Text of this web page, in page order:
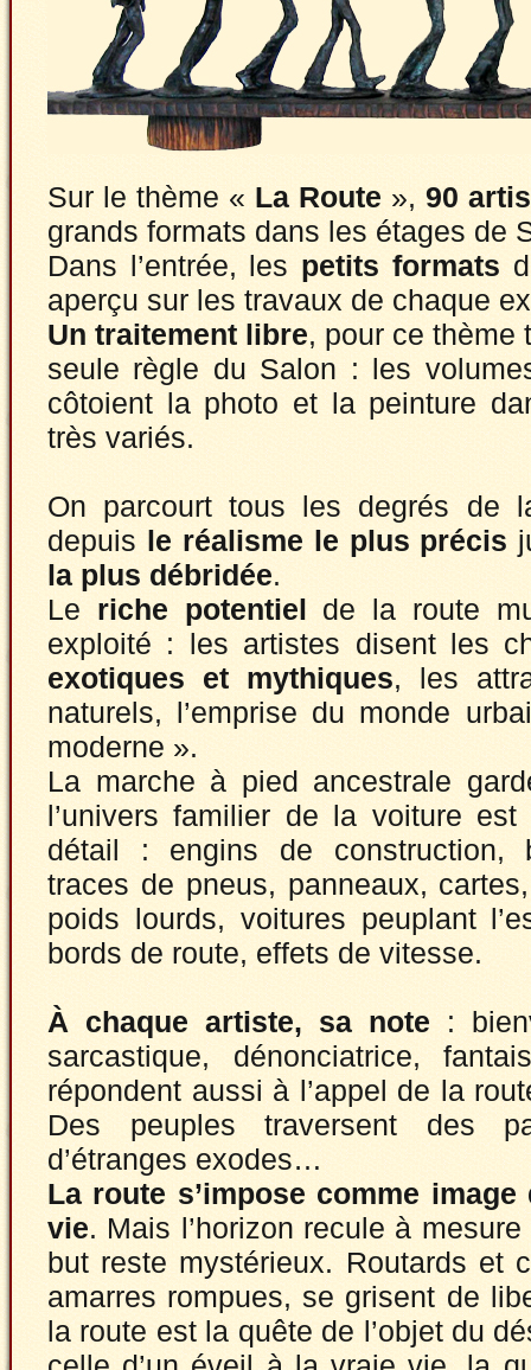
Sur le thème « La Route », 90
grands formats dans les étages de
Dans l’entrée, les petits formats
aperçu sur les travaux de chaque
Un traitement libre, pour ce thème
seule règle du Salon : les
côtoient la photo et la peinture
très variés.
On parcourt tous les degrés de
depuis le réalisme le plus précis
la plus débridée.
Le riche potentiel de la route
exploité : les artistes disent les
exotiques et mythiques, les
naturels, l’emprise du monde
moderne ».
La marche à pied ancestrale
l’univers familier de la voiture
détail : engins de construction,
traces de pneus, panneaux,
poids lourds, voitures peuplant
bords de route, effets de vitesse.
À chaque artiste, sa note :
sarcastique, dénonciatrice,
répondent aussi à l’appel de la
Des peuples traversent des
d’étranges exodes…
La route s’impose comme
vie. Mais l’horizon recule à
but reste mystérieux. Routards et
amarres rompues, se grisent de
la route est la quête de l’objet du